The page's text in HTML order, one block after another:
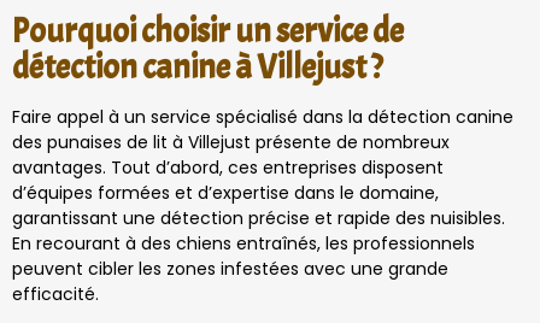
Pourquoi choisir un service de
détection canine à Villejust ?
Faire appel à un service spécialisé dans la détection canine
des punaises de lit à Villejust présente de nombreux
avantages. Tout d’abord, ces entreprises disposent
d’équipes formées et d’expertise dans le domaine,
garantissant une détection précise et rapide des nuisibles.
En recourant à des chiens entraînés, les professionnels
peuvent cibler les zones infestées avec une grande
efficacité.